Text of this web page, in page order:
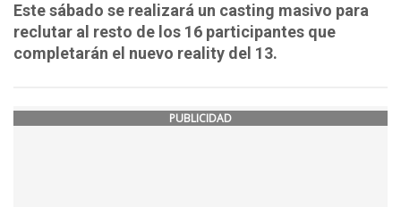
Este sábado se realizará un casting masivo para
reclutar al resto de los 16 participantes que
completarán el nuevo reality del 13.
PUBLICIDAD